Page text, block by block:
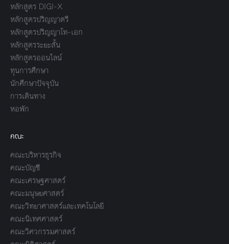
หลักสูตร DIGI-X
หลักสูตรปริญญาตรี
หลักสูตรปริญญาโท-เอก
หลักสูตรระยะสั้น
หลักสูตรออนไลน์
ทุนการศึกษา
นักศึกษาปัจจุบัน
การเดินทาง
หอพัก
คณะ
คณะบริหารธุรกิจ
คณะบัญชี
คณะเศรษฐศาสตร์
คณะมนุษยศาสตร์
คณะวิทยาศาสตร์และเทคโนโลยี
คณะนิเทศศาสตร์
คณะวิศวกรรมศาสตร์